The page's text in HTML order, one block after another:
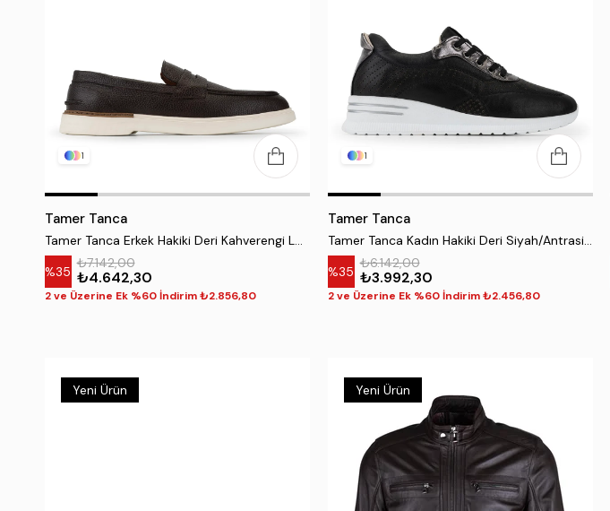
1
Tamer Tanca
Tamer Tanca Erkek Hakiki Deri Kahverengi Loafer Ayakkabı
%35 ₺4.642,30
₺7.142,00
2 ve Üzerine Ek %60 İndirim ₺2.856,80
1
Tamer Tanca
Tamer Tanca Kadın Hakiki Deri Siyah/Antrasit Sneakers & Spor Ayakkabı
%35 ₺3.992,30
₺6.142,00
2 ve Üzerine Ek %60 İndirim ₺2.456,80
Yeni Ürün Yeni Ürün